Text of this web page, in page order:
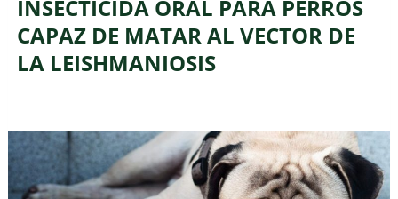
INSECTICIDA ORAL PARA PERROS
CAPAZ DE MATAR AL VECTOR DE
LA LEISHMANIOSIS